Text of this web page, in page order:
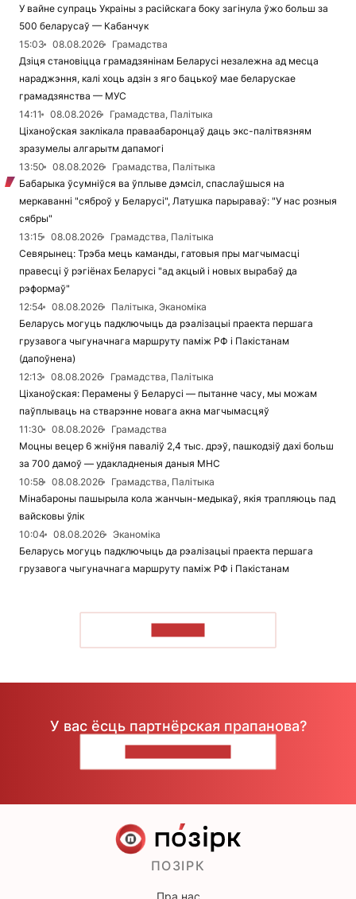
У вайне супраць Украіны з расійскага боку загінула ўжо больш за
500 беларусаў — Кабанчук
15:03
08.08.2026
Грамадства
Дзіця становіцца грамадзянінам Беларусі незалежна ад месца
нараджэння, калі хоць адзін з яго бацькоў мае беларускае
грамадзянства — МУС
14:11
08.08.2026
Грамадства, Палітыка
Ціханоўская заклікала праваабаронцаў даць экс-палітвязням
зразумелы алгарытм дапамогі
13:50
08.08.2026
Грамадства, Палітыка
Бабарыка ўсумніўся ва ўплыве дэмсіл, спаслаўшыся на
меркаванні "сяброў у Беларусі", Латушка парыраваў: "У нас розныя
сябры"
13:15
08.08.2026
Грамадства, Палітыка
Севярынец: Трэба мець каманды, гатовыя пры магчымасці
правесці ў рэгіёнах Беларусі "ад акцый і новых вырабаў да
рэформаў"
12:54
08.08.2026
Палітыка, Эканоміка
Беларусь могуць падключыць да рэалізацыі праекта першага
грузавога чыгуначнага маршруту паміж РФ і Пакістанам
(дапоўнена)
12:13
08.08.2026
Грамадства, Палітыка
Ціханоўская: Перамены ў Беларусі — пытанне часу, мы можам
паўплываць на стварэнне новага акна магчымасцяў
11:30
08.08.2026
Грамадства
Моцны вецер 6 жніўня паваліў 2,4 тыс. дрэў, пашкодзіў дахі больш
за 700 дамоў — удакладненыя даныя МНС
10:58
08.08.2026
Грамадства, Палітыка
Мінабароны пашырыла кола жанчын-медыкаў, якія трапляюць пад
вайсковы ўлік
10:04
08.08.2026
Эканоміка
Беларусь могуць падключыць да рэалізацыі праекта першага
грузавога чыгуначнага маршруту паміж РФ і Пакістанам
У вас ёсць партнёрская прапанова?
ПОЗІРК
Пра нас